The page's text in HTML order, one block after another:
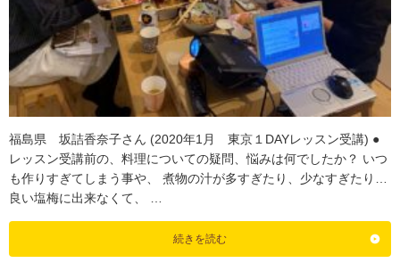
福島県 坂詰香奈子さん (2020年1月 東京１DAYレッスン受講) ●
レッスン受講前の、料理についての疑問、悩みは何でしたか？ いつ
も作りすぎてしまう事や、 煮物の汁が多すぎたり、少なすぎたり…
良い塩梅に出来なくて、 …
続きを読む